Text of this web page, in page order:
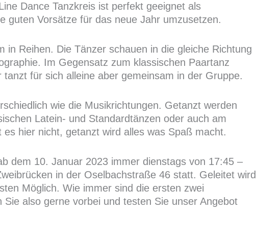
Dance Tanzkreis ist perfekt geeignet als
guten Vorsätze für das neue Jahr umzusetzen.
in Reihen. Die Tänzer schauen in die gleiche Richtung
Im Gegensatz zum klassischen Paartanz
für sich alleine aber gemeinsam in der Gruppe.
wie die Musikrichtungen. Getanzt werden
Latein- und Standardtänzen oder auch am
hier nicht, getanzt wird alles was Spaß macht.
dem 10. Januar 2023 immer dienstags von 17:45 –
in der Oselbachstraße 46 statt. Geleitet wird
Möglich. Wie immer sind die ersten zwei
also gerne vorbei und testen Sie unser Angebot